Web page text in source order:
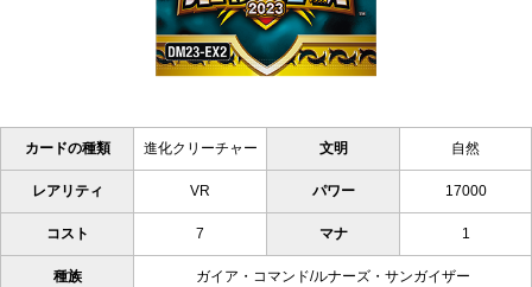
カードの種類 進化クリーチャー 文明 自然
レアリティ VR パワー 17000
コスト 7 マナ 1
種族 ガイア・コマンド/ルナーズ・サンガイザー